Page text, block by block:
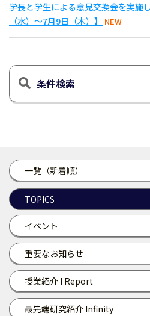
一覧（新着順）
TOPICS
イベント
重要なお知らせ
授業紹介 I Report
最先端研究紹介 Infinity
学長と学生による意見交換会を実施
（水）～7月9日（木）】
NEW
条件検索